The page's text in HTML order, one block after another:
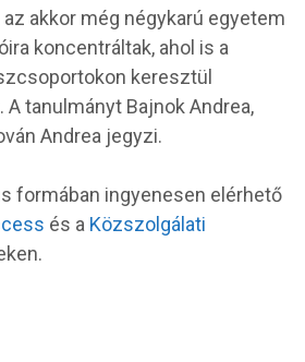
akkor még négykarú egyetem
koncentráltak, ahol is a
keresztül
tanulmányt Bajnok Andrea,
Andrea jegyzi.
formában ingyenesen elérhető
és a Közszolgálati